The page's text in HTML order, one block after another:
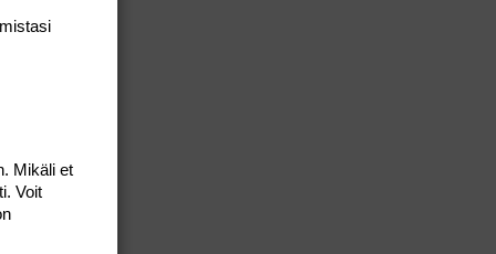
Mikäli et
Voit